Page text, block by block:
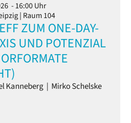
- 16:00 Uhr
| Raum 104
ZUM ONE-DAY-
UND POTENZIAL
Kanneberg | Mirko Schelske